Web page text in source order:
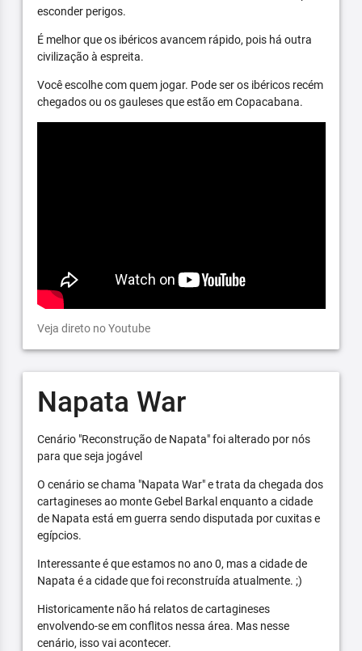
esconder perigos.
É melhor que os ibéricos avancem rápido, pois há outra
civilização à espreita.
Você escolhe com quem jogar. Pode ser os ibéricos recém
chegados ou os gauleses que estão em Copacabana.
Veja direto no Youtube
Napata War
Cenário "Reconstrução de Napata" foi alterado por nós
para que seja jogável
O cenário se chama "Napata War" e trata da chegada dos
cartagineses ao monte Gebel Barkal enquanto a cidade
de Napata está em guerra sendo disputada por cuxitas e
egípcios.
Interessante é que estamos no ano 0, mas a cidade de
Napata é a cidade que foi reconstruída atualmente. ;)
Historicamente não há relatos de cartagineses
envolvendo-se em conflitos nessa área. Mas nesse
cenário, isso vai acontecer.